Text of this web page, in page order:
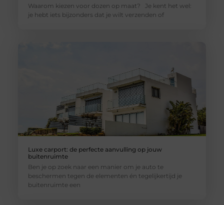
Waarom kiezen voor dozen op maat? Je kent het wel:
je hebt iets bijzonders dat je wilt verzenden of
Luxe carport: de perfecte aanvulling op jouw
buitenruimte
Ben je op zoek naar een manier om je auto te
beschermen tegen de elementen én tegelijkertijd je
buitenruimte een